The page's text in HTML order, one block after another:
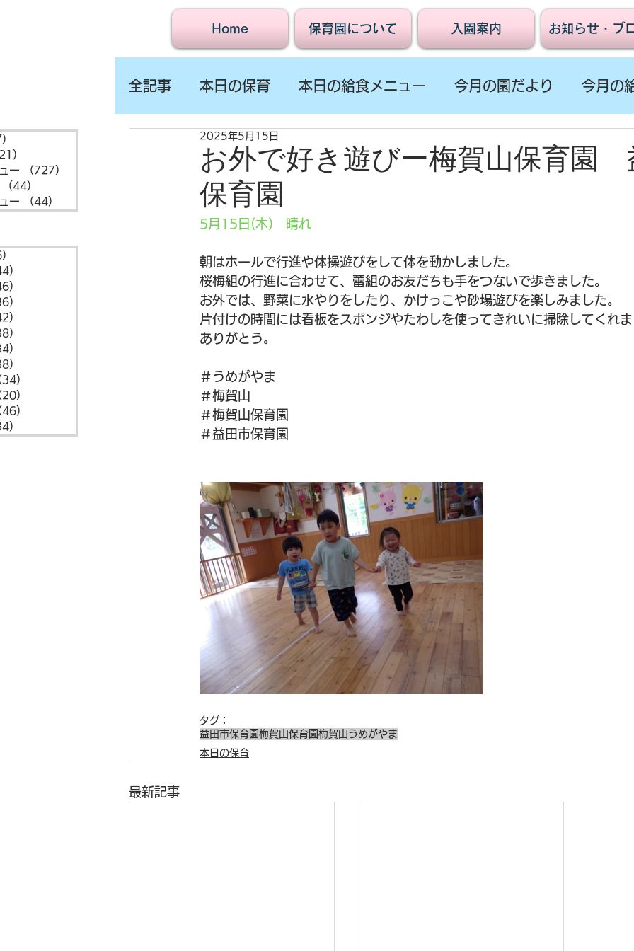
Home 保育園について 入園案内 お知らせ・ブ
）
ー
（727）
（44）
ー
（44）
）
）
）
）
）
）
）
）
）
）
）
全記事 本日の保育 本日の給食メニュー 今月の園だより 今月の
お外で好き遊びー梅賀山保育園
保育園
2025年5月15日
5月15日(木)　晴れ
朝はホールで行進や体操遊びをして体を動かしました。
桜梅組の行進に合わせて、蕾組のお友だちも手をつないで歩きました。
お外では、野菜に水やりをしたり、かけっこや砂場遊びを楽しみました。
片付けの時間には看板をスポンジやたわしを使ってきれいに掃除してくれ
ありがとう。
＃うめがやま
＃梅賀山
＃梅賀山保育園
＃益田市保育園
タグ：
益田市保育園 梅賀山保育園 梅賀山うめがやま
本日の保育
最新記事